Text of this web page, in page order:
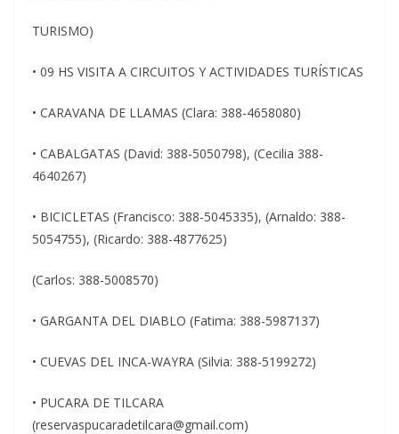
TURISMO)
• 09 HS VISITA A CIRCUITOS Y ACTIVIDADES TURÍSTICAS
• CARAVANA DE LLAMAS (Clara: 388-4658080)
• CABALGATAS (David: 388-5050798), (Cecilia 388-
4640267)
• BICICLETAS (Francisco: 388-5045335), (Arnaldo: 388-
5054755), (Ricardo: 388-4877625)
(Carlos: 388-5008570)
• GARGANTA DEL DIABLO (Fatima: 388-5987137)
• CUEVAS DEL INCA-WAYRA (Silvia: 388-5199272)
• PUCARA DE TILCARA
(reservaspucaradetilcara@gmail.com)